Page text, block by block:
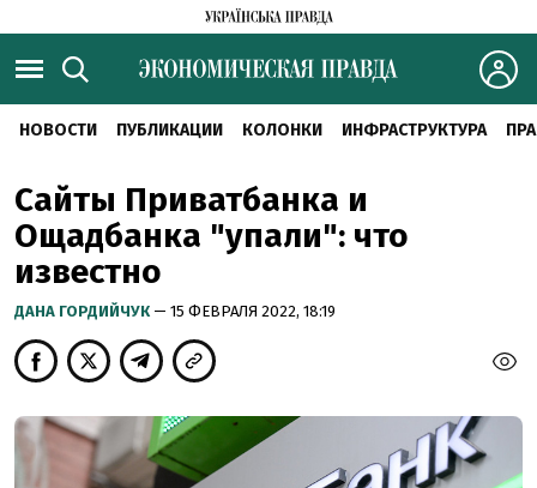
НОВОСТИ ПУБЛИКАЦИИ КОЛОНКИ ИНФРАСТРУКТУРА
Сайты Приватбанка и
Ощадбанка "упали": что
известно
ДАНА ГОРДИЙЧУК — 15 ФЕВРАЛЯ 2022, 18:19